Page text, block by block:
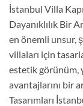
İstanbul Villa
Dayanıklılık Bir
en önemli unsur,
villaları için
estetik görünüm,
avantajlarını bir
Tasarımları